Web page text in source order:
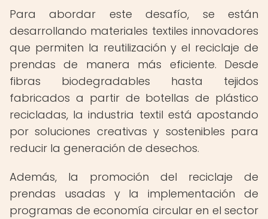
Para abordar este desafío, se están
desarrollando materiales textiles innovadores
que permiten la reutilización y el reciclaje de
prendas de manera más eficiente. Desde
fibras biodegradables hasta tejidos
fabricados a partir de botellas de plástico
recicladas, la industria textil está apostando
por soluciones creativas y sostenibles para
reducir la generación de desechos.
Además, la promoción del reciclaje de
prendas usadas y la implementación de
programas de economía circular en el sector